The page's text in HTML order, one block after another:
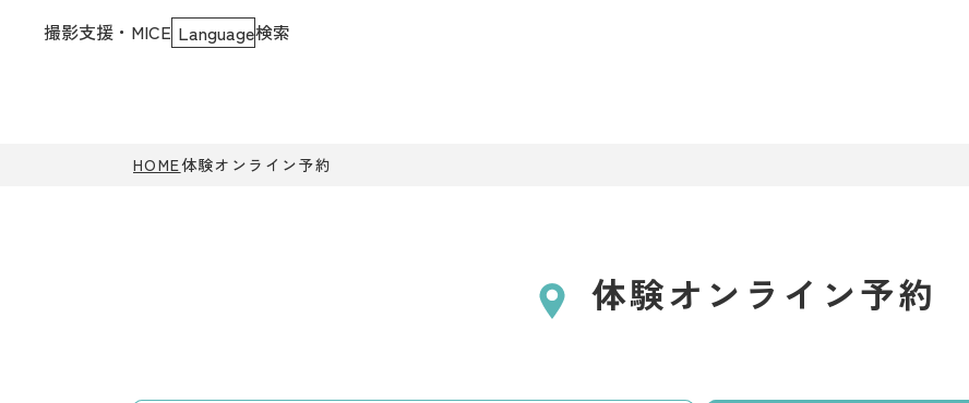
撮影支援・MICE Language検索
HOME体験オンライン予約
体験オンライン予約